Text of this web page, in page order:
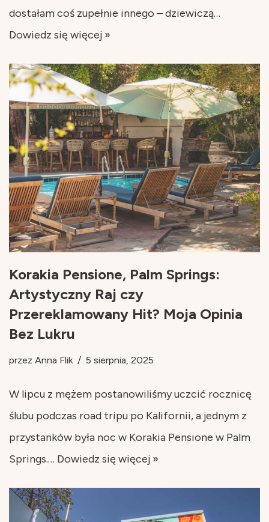
dostałam coś zupełnie innego – dziewiczą…
Dowiedz się więcej »
Korakia Pensione, Palm Springs:
Artystyczny Raj czy
Przereklamowany Hit? Moja Opinia
Bez Lukru
przez Anna Flik 5 sierpnia, 2025
W lipcu z mężem postanowiliśmy uczcić rocznicę
ślubu podczas road tripu po Kalifornii, a jednym z
przystanków była noc w Korakia Pensione w Palm
Springs.… Dowiedz się więcej »